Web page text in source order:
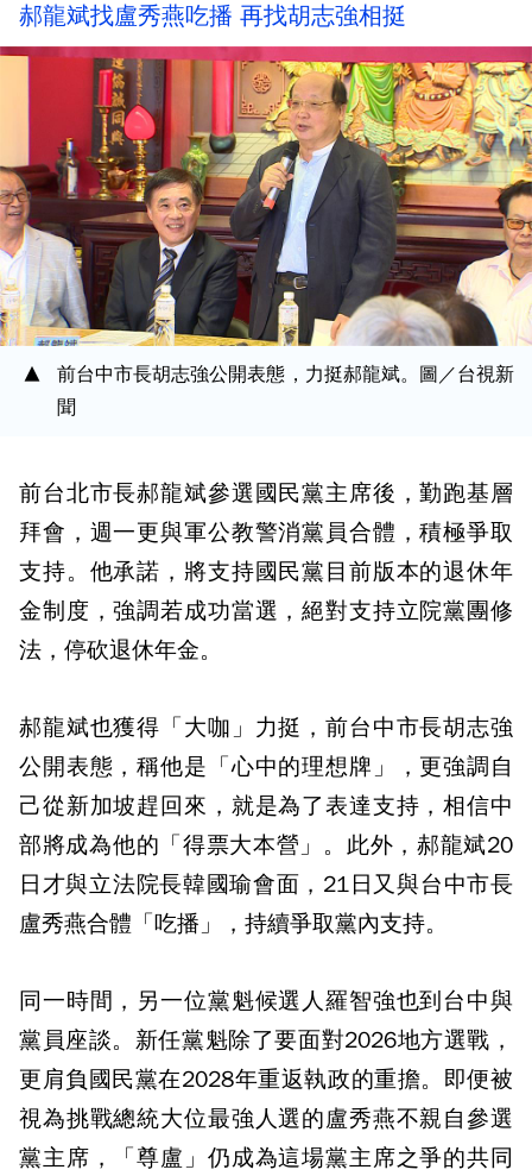
郝龍斌找盧秀燕吃播 再找胡志強相挺
前台中市長胡志強公開表態，力挺郝龍斌。圖／台視新
聞
前台北市長郝龍斌參選國民黨主席後，勤跑基層
拜會，週一更與軍公教警消黨員合體，積極爭取
支持。他承諾，將支持國民黨目前版本的退休年
金制度，強調若成功當選，絕對支持立院黨團修
法，停砍退休年金。
郝龍斌也獲得「大咖」力挺，前台中市長胡志強
公開表態，稱他是「心中的理想牌」，更強調自
己從新加坡趕回來，就是為了表達支持，相信中
部將成為他的「得票大本營」。此外，郝龍斌20
日才與立法院長韓國瑜會面，21日又與台中市長
盧秀燕合體「吃播」，持續爭取黨內支持。
同一時間，另一位黨魁候選人羅智強也到台中與
黨員座談。新任黨魁除了要面對2026地方選戰，
更肩負國民黨在2028年重返執政的重擔。即便被
視為挑戰總統大位最強人選的盧秀燕不親自參選
黨主席，「尊盧」仍成為這場黨主席之爭的共同